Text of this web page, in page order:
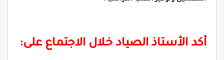
أكد الأستاذ الصياد خلال الاجتماع على: